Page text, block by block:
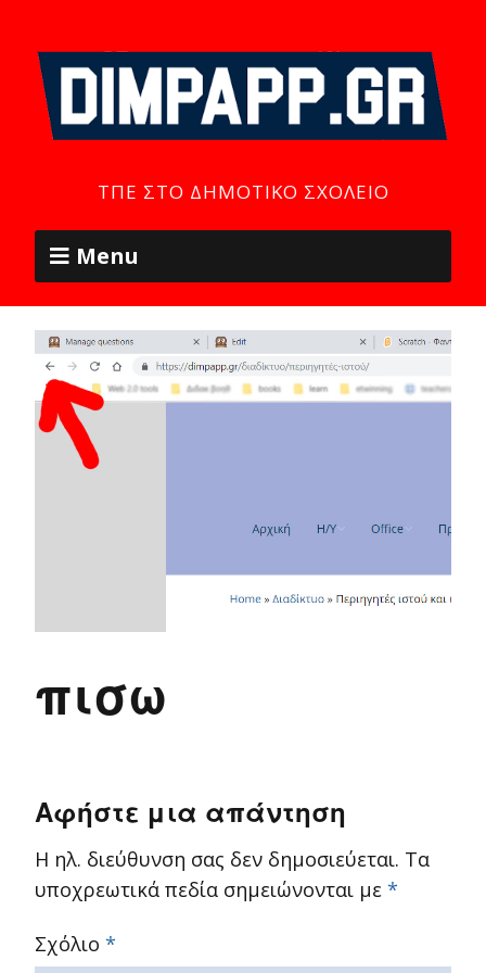
ΤΠΕ ΣΤΟ ΔΗΜΟΤΙΚΌ ΣΧΟΛΕΊΟ
Menu
πισω
Αφήστε μια απάντηση
Η ηλ. διεύθυνση σας δεν δημοσιεύεται. Τα
υποχρεωτικά πεδία σημειώνονται με *
Σχόλιο *